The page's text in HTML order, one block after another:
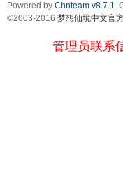
Powered by Chnteam v8.7.1
©2003-2016 梦想仙境中文官
管理员联系